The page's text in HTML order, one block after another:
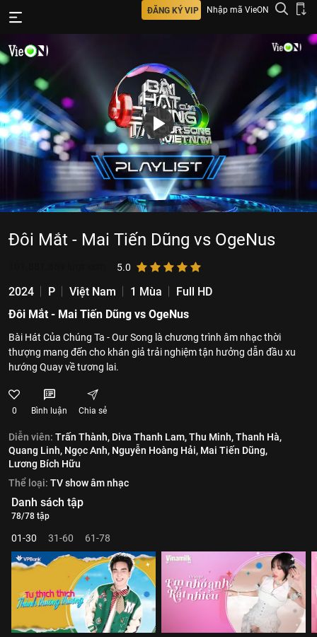
ĐĂNG KÝ VIP Nhập mã VieON
Đôi Mắt - Mai Tiến Dũng vs OgeNus
5.0
2024 P Việt Nam 1 Mùa
Full HD
Đôi Mắt - Mai Tiến Dũng vs OgeNus
Bài Hát Của Chúng Ta - Our Song là chương trình âm nhạc thời
thượng mang đến cho khán giả trải nghiệm tận hưởng dẫn đầu xu
hướng Quay về tương lai.
0 Bình luận Chia sẻ
Diễn viên: Trấn Thành, Diva Thanh Lam,Thu Minh,Thanh Hà,
Quang Linh, Ngọc Anh, Nguyễn Hoàng Hải, Mai Tiến Dũng,
Lương Bích Hữu
Thể loại: TV show âm nhạc
Danh sách tập
78/78 tập
01-30 31-60 61-78